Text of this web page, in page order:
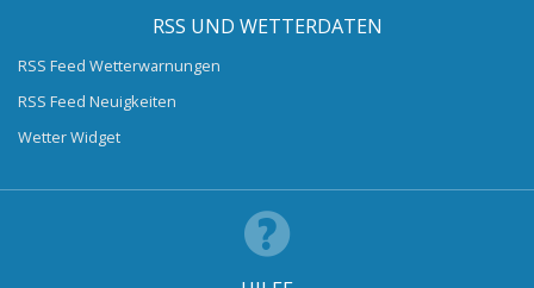
RSS UND WETTERDATEN
RSS Feed Wetterwarnungen
RSS Feed Neuigkeiten
Wetter Widget